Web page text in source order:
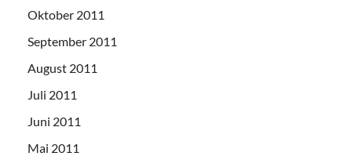
Oktober 2011
September 2011
August 2011
Juli 2011
Juni 2011
Mai 2011